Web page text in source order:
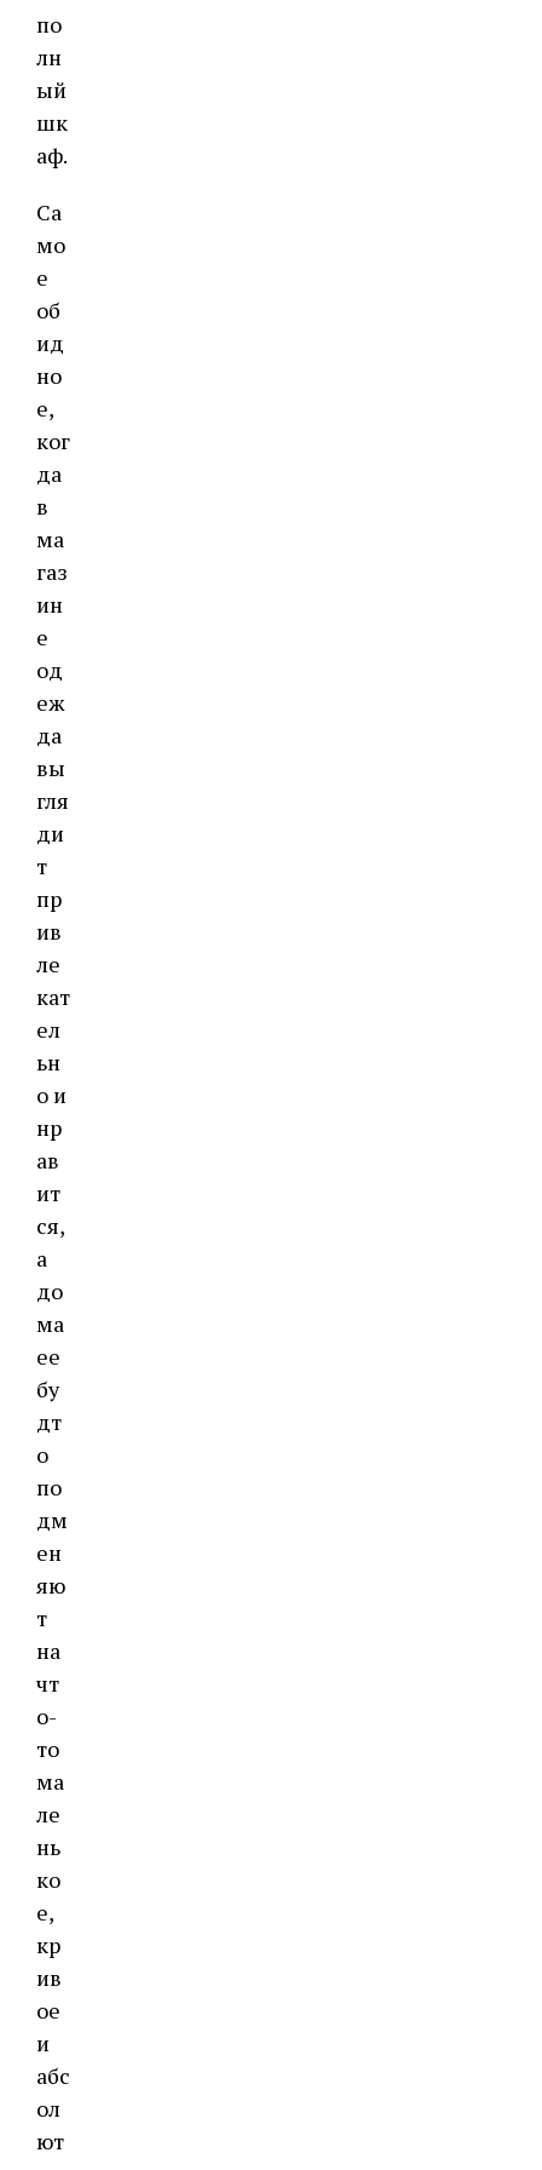
по
лн
ый
шк
аф.
Са
мо
е
об
ид
но
е,
ког
да
в
ма
газ
ин
е
од
еж
да
вы
гля
ди
т
пр
ив
ле
кат
ел
ьн
о и
нр
ав
ит
ся,
а
до
ма
ее
бу
дт
о
по
дм
ен
яю
т
на
чт
о-
то
ма
ле
нь
ко
е,
кр
ив
ое
и
абс
ол
ют